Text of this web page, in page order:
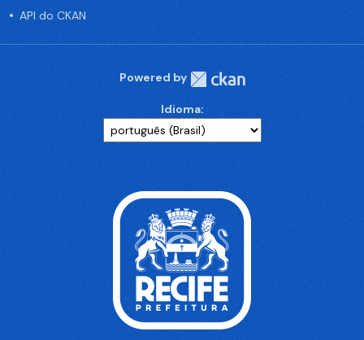
API do CKAN
Powered by
Idioma